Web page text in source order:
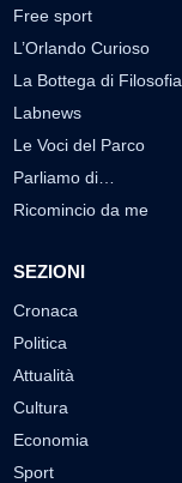
Free sport
L’Orlando Curioso
La Bottega di Filosofia
Labnews
Le Voci del Parco
Parliamo di…
Ricomincio da me
SEZIONI
Cronaca
Politica
Attualità
Cultura
Economia
Sport